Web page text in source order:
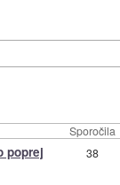
Sporočila
poprej 38